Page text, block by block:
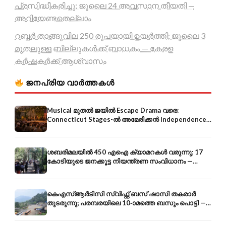
പ്രസിദ്ധീകരിച്ചു; ജൂലൈ 24 അവസാന തീയതി —
അറിയേണ്ടതെല്ലാം
റബ്ബർ താങ്ങുവില 250 രൂപയായി ഉയർത്തി; ജൂലൈ 3
മുതലുള്ള ബില്ലുകൾക്ക് ബാധകം — കേരള
കർഷകർക്ക് ആശ്വാസം
ജനപ്രിയ വാർത്തകൾ
Musical മുതൽ ജയിൽ Escape Drama വരെ:
Connecticut Stages-ൽ അമേരിക്കൻ Independence-
ന്റെ 250-ആം വാർഷികം
ശബരിമലയിൽ 450 എഐ ക്യാമറകൾ വരുന്നു; 17
കോടിയുടെ ജനക്കൂട്ട നിയന്ത്രണ സംവിധാനം —
എരുമേലി മുതൽ പമ്പ വരെ
കെഎസ്ആർടിസി സ്വിഫ്റ്റ് ബസ് ഷാസി തകരാർ
തുടരുന്നു; പരമ്പരയിലെ 10-ാമത്തെ ബസും പൊട്ടി —
സുരക്ഷാ ആശങ്ക